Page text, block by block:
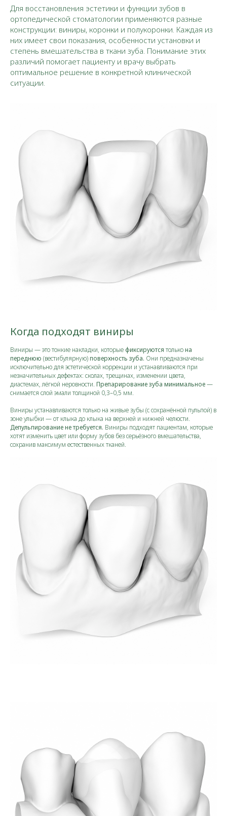
Для восстановления эстетики и функции зубов в
ортопедической стоматологии применяются разные
конструкции: виниры, коронки и полукоронки. Каждая из
них имеет свои показания, особенности установки и
степень вмешательства в ткани зуба. Понимание этих
различий помогает пациенту и врачу выбрать
оптимальное решение в конкретной клинической
ситуации.​
Когда подходят виниры
Виниры — это тонкие накладки, которые фиксируются толькона
переднюю (вестибулярную)поверхность зуба. Они предназначены
исключительно для эстетической коррекции и устанавливаются при
незначительных дефектах: сколах, трещинах, изменении цвета,
диастемах, лёгкой неровности. Препарирование зуба минимальное—
снимается слой эмали толщиной 0,3–0,5 мм.​
Виниры устанавливаются только на живые зубы (с сохранённой пульпой) в
зоне улыбки — от клыка до клыка на верхней и нижней челюсти.
Депульпирование не требуется. Виниры подходят пациентам, которые
хотят изменить цвет или форму зубов без серьёзного вмешательства,
сохранив максимум естественных тканей.​